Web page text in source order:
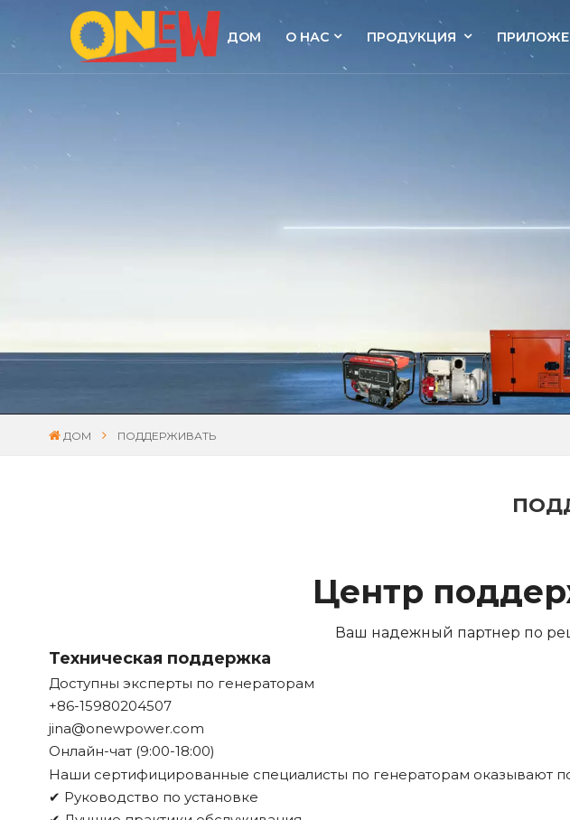
ДОМ О НАС ПРОДУКЦИЯ
ДОМ ПОДДЕРЖИВАТЬ
Центр
Ваш надежный партнер по
Техническая поддержка
Доступны эксперты по генераторам
+86-15980204507
jina@onewpower.com
Онлайн-чат (9:00-18:00)
Наши сертифицированные специалисты по генераторам оказывают
✔ Руководство по установке